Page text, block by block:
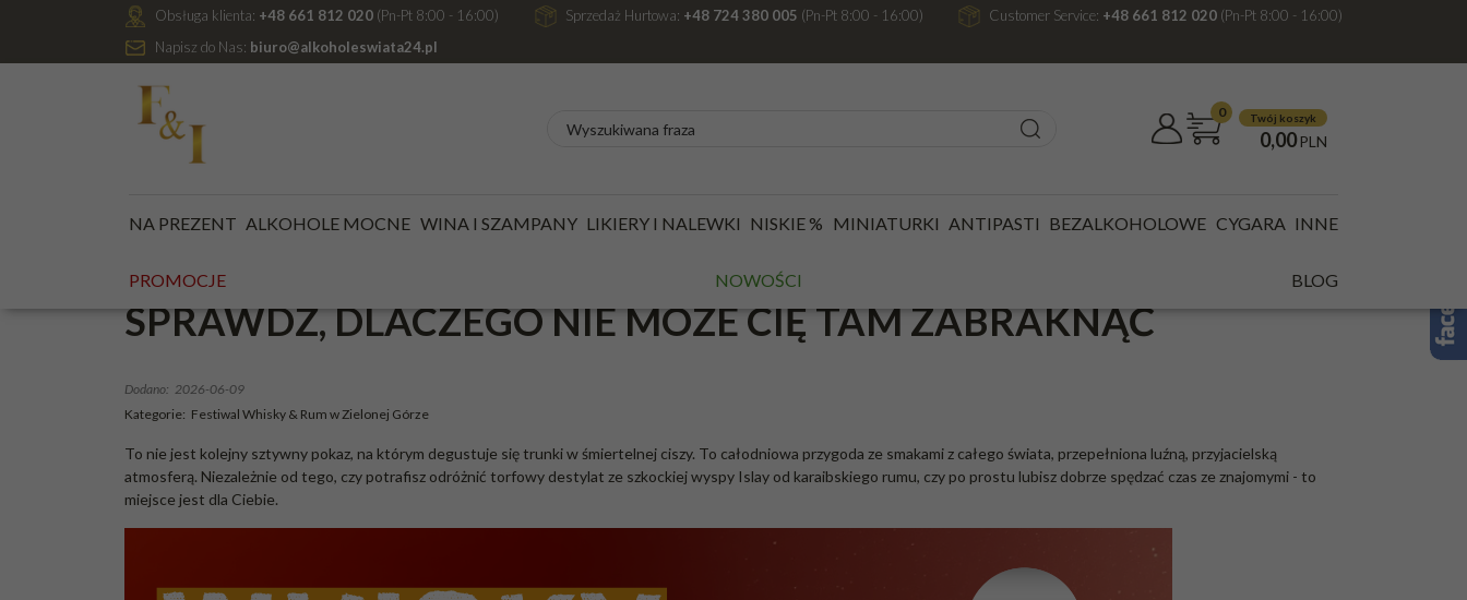
Obsługa klienta: +48 661 812 020 (Pn-Pt 8:00 - 16:00) Sprzedaż Hurtowa: +48 724 380 005 (Pn-Pt 8:00 - 16:00) Customer Service: +48 661 812 020 (Pn-Pt 8:00 - 16:00)
Napisz do Nas: biuro@alkoholeswiata24.pl
0 Twój koszyk
0,00 PLN
NA PREZENT ALKOHOLE MOCNE WINA I SZAMPANY LIKIERY I NALEWKI NISKIE % MINIATURKI ANTIPASTI BEZALKOHOLOWE CYGARA INNE
PROMOCJE NOWOŚCI BLOG
FESTIWAL WHISKY & RUM W ZIELONEJ GÓRZE POWRACA!
SPRAWDŹ, DLACZEGO NIE MOŻE CIĘ TAM ZABRAKNĄĆ
Dodano: 2026-06-09
Kategorie: Festiwal Whisky & Rum w Zielonej Górze
To nie jest kolejny sztywny pokaz, na którym degustuje się trunki w śmiertelnej ciszy. To całodniowa przygoda ze smakami z całego świata, przepełniona luźną, przyjacielską
atmosferą. Niezależnie od tego, czy potrafisz odróżnić torfowy destylat ze szkockiej wyspy Islay od karaibskiego rumu, czy po prostu lubisz dobrze spędzać czas ze znajomymi - to
miejsce jest dla Ciebie.